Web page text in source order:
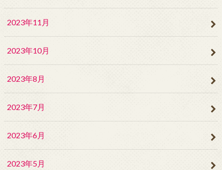
2023年11月
2023年10月
2023年8月
2023年7月
2023年6月
2023年5月